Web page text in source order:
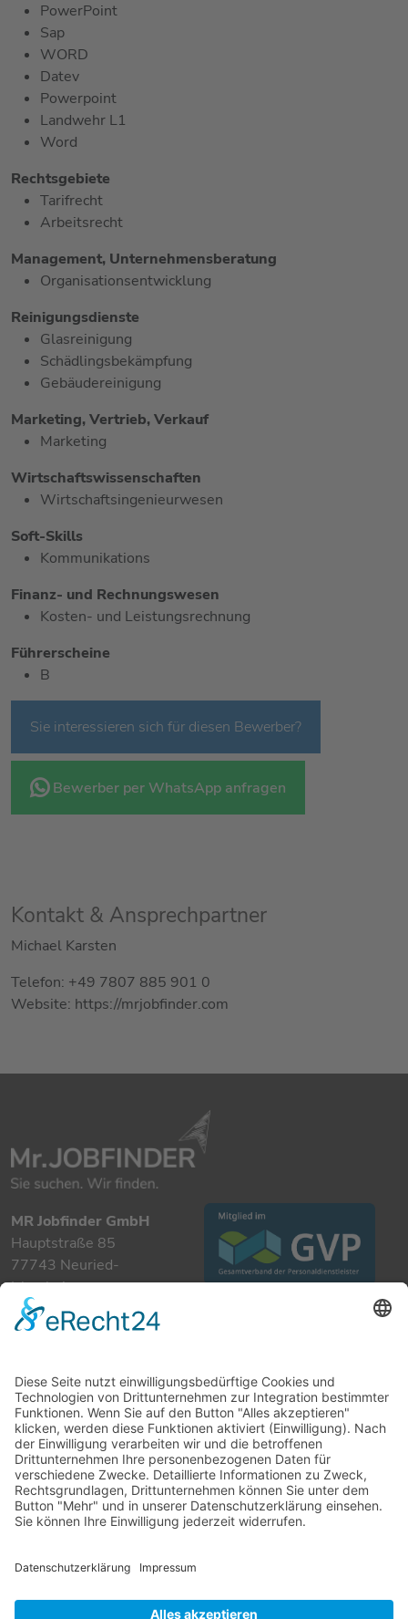
PowerPoint
Sap
WORD
Datev
Powerpoint
Landwehr L1
Word
Rechtsgebiete
Tarifrecht
Arbeitsrecht
Management, Unternehmensberatung
Organisationsentwicklung
Reinigungsdienste
Glasreinigung
Schädlingsbekämpfung
Gebäudereinigung
Marketing, Vertrieb, Verkauf
Marketing
Wirtschaftswissenschaften
Wirtschaftsingenieurwesen
Soft-Skills
Kommunikations
Finanz- und Rechnungswesen
Kosten- und Leistungsrechnung
Führerscheine
B
Sie interessieren sich für diesen Bewerber?
Bewerber per WhatsApp anfragen
Kontakt & Ansprechpartner
Michael Karsten
Telefon: +49 7807 885 901 0
Website: https://mrjobfinder.com
MR Jobfinder GmbH
Hauptstraße 85
77743 Neuried-
Ichenheim
+49 7807 885 901 0
info@mrjobfinder.com
Für Arbeitgeber
Für Arbeitnehmer
Stellenanzeigen
Kandidaten
Kontakt
Datenschutzerklärung
Cookie-Einstellungen